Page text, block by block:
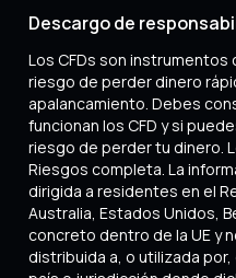
Descargo de
Los CFDs son instrumentos
riesgo de perder dinero
apalancamiento. Debes
funcionan los CFD y si
riesgo de perder tu dinero.
Riesgos completa. La
dirigida a residentes en el
Australia, Estados Unidos,
concreto dentro de la UE y
distribuida a, o utilizada